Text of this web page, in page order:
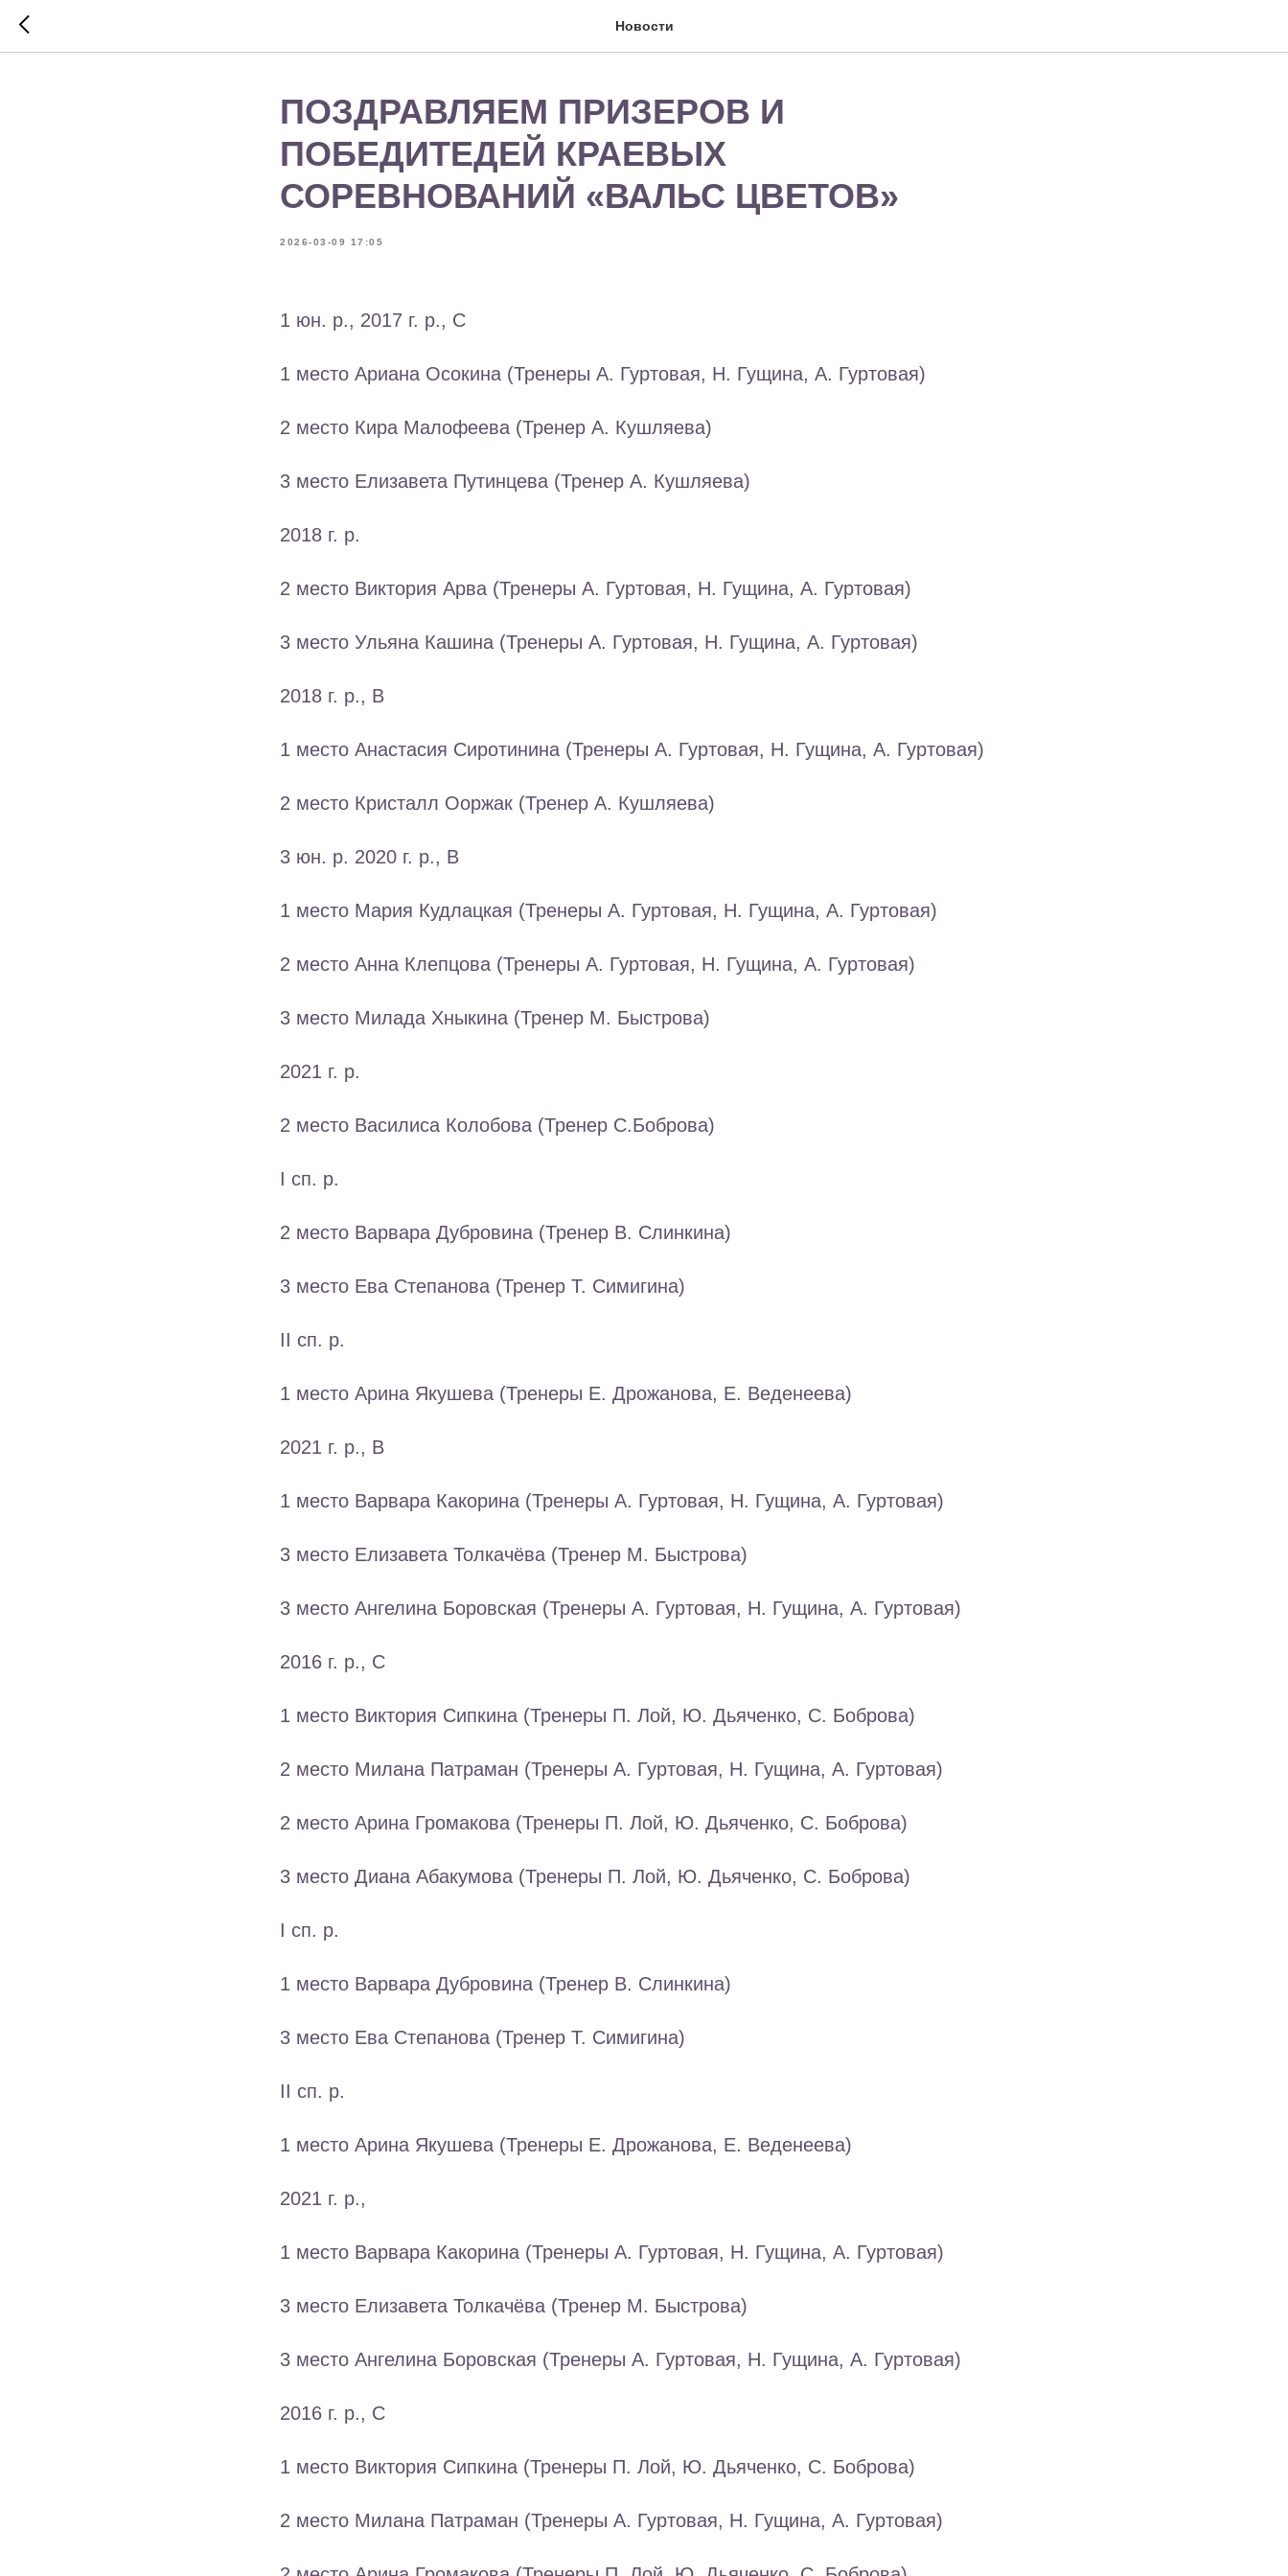
Новости
ПОЗДРАВЛЯЕМ ПРИЗЕРОВ И
ПОБЕДИТЕДЕЙ КРАЕВЫХ
СОРЕВНОВАНИЙ «ВАЛЬС ЦВЕТОВ»
2026-03-09 17:05
1 юн. р., 2017 г. р., С
1 место Ариана Осокина (Тренеры А. Гуртовая, Н. Гущина, А. Гуртовая)
2 место Кира Малофеева (Тренер А. Кушляева)
3 место Елизавета Путинцева (Тренер А. Кушляева)
2018 г. р.
2 место Виктория Арва (Тренеры А. Гуртовая, Н. Гущина, А. Гуртовая)
3 место Ульяна Кашина (Тренеры А. Гуртовая, Н. Гущина, А. Гуртовая)
2018 г. р., В
1 место Анастасия Сиротинина (Тренеры А. Гуртовая, Н. Гущина, А. Гуртовая)
2 место Кристалл Ооржак (Тренер А. Кушляева)
3 юн. р. 2020 г. р., В
1 место Мария Кудлацкая (Тренеры А. Гуртовая, Н. Гущина, А. Гуртовая)
2 место Анна Клепцова (Тренеры А. Гуртовая, Н. Гущина, А. Гуртовая)
3 место Милада Хныкина (Тренер М. Быстрова)
2021 г. р.
2 место Василиса Колобова (Тренер С.Боброва)
I сп. р.
2 место Варвара Дубровина (Тренер В. Слинкина)
3 место Ева Степанова (Тренер Т. Симигина)
II сп. р.
1 место Арина Якушева (Тренеры Е. Дрожанова, Е. Веденеева)
2021 г. р., В
1 место Варвара Какорина (Тренеры А. Гуртовая, Н. Гущина, А. Гуртовая)
3 место Елизавета Толкачёва (Тренер М. Быстрова)
3 место Ангелина Боровская (Тренеры А. Гуртовая, Н. Гущина, А. Гуртовая)
2016 г. р., С
1 место Виктория Сипкина (Тренеры П. Лой, Ю. Дьяченко, С. Боброва)
2 место Милана Патраман (Тренеры А. Гуртовая, Н. Гущина, А. Гуртовая)
2 место Арина Громакова (Тренеры П. Лой, Ю. Дьяченко, С. Боброва)
3 место Диана Абакумова (Тренеры П. Лой, Ю. Дьяченко, С. Боброва)
I сп. р.
1 место Варвара Дубровина (Тренер В. Слинкина)
3 место Ева Степанова (Тренер Т. Симигина)
II сп. р.
1 место Арина Якушева (Тренеры Е. Дрожанова, Е. Веденеева)
2021 г. р.,
1 место Варвара Какорина (Тренеры А. Гуртовая, Н. Гущина, А. Гуртовая)
3 место Елизавета Толкачёва (Тренер М. Быстрова)
3 место Ангелина Боровская (Тренеры А. Гуртовая, Н. Гущина, А. Гуртовая)
2016 г. р., С
1 место Виктория Сипкина (Тренеры П. Лой, Ю. Дьяченко, С. Боброва)
2 место Милана Патраман (Тренеры А. Гуртовая, Н. Гущина, А. Гуртовая)